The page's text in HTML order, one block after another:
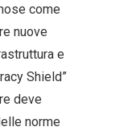
come
nuove
e
Shield”
deve
norme